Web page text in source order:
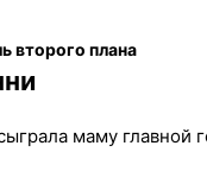
второго плана
маму главной